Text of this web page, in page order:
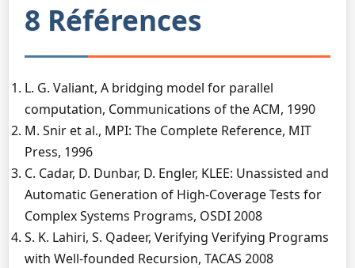
8 Références
L. G. Valiant, A bridging model for parallel
computation, Communications of the ACM, 1990
M. Snir et al., MPI: The Complete Reference, MIT
Press, 1996
C. Cadar, D. Dunbar, D. Engler, KLEE: Unassisted and
Automatic Generation of High-Coverage Tests for
Complex Systems Programs, OSDI 2008
S. K. Lahiri, S. Qadeer, Verifying Verifying Programs
with Well-founded Recursion, TACAS 2008